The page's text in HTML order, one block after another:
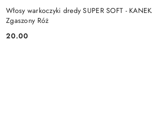
Włosy warkoczyki dredy SUPER SOFT -
Zgaszony Róż
Cena:
20.00